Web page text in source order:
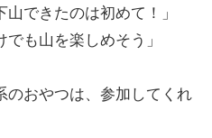
山できたのは初めて！」
でも山を楽しめそう」
のおやつは、参加してくれ